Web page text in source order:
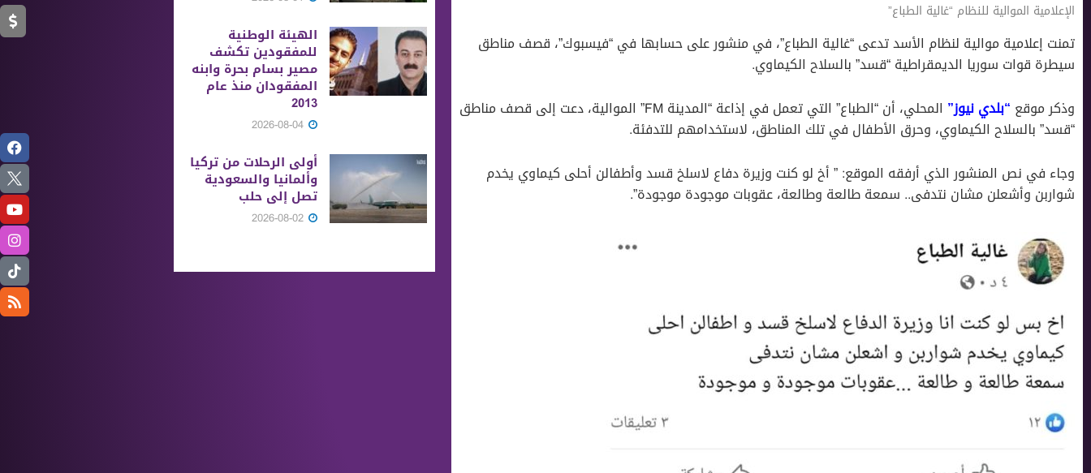
الإعلامية الموالية للنظام “غالية الطباع”
تمنت إعلامية موالية لنظام الأسد تدعى “غالية الطباع”، في منشور على حسابها في “فيسبوك”، قصف مناطق
سيطرة قوات سوريا الديمقراطية “قسد” بالسلاح الكيماوي.
وذكر موقع “بلدي نيوز”
المحلي، أن “الطباع” التي تعمل في إذاعة “المدينة FM” الموالية، دعت إلى قصف مناطق
“قسد” بالسلاح الكيماوي، وحرق الأطفال في تلك المناطق، لاستخدامهم للتدفئة.
وجاء في نص المنشور الذي أرفقه الموقع: ” أخ لو كنت وزيرة دفاع لاسلخ قسد وأطفالن أحلى كيماوي يخدم
شواربن وأشعلن مشان نتدفى.. سمعة طالعة وطالعة، عقوبات موجودة موجودة”.
الهيئة الوطنية
للمفقودين تكشف
مصير بسام بحرة وابنه
المفقودان منذ عام
2013
أولى الرحلات من ‏تركيا
وألمانيا والسعودية
تصل إلى حلب